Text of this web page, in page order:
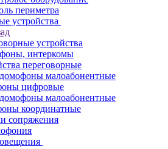
периметра
устройства
устройства
интеркомы
переговорные
малоабонентные
цифровые
малоабонентные
координатные
сопряжения